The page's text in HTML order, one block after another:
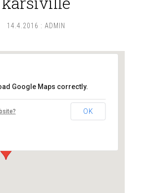
14.4.2016 : ADMIN
24 A 4 - Turku
Google Maps correctly.
OK